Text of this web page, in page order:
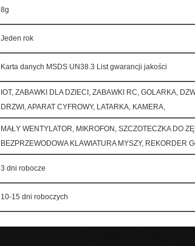
8g
Jeden rok
Karta danych MSDS UN38.3 List gwarancji jakości
IOT, ZABAWKI DLA DZIECI, ZABAWKI RC, GOLARKA,
DRZWI, APARAT CYFROWY, LATARKA, KAMERA,
MAŁY WENTYLATOR, MIKROFON, SZCZOTECZKA DO
BEZPRZEWODOWA KLAWIATURA MYSZY, REKORDER
3 dni robocze
10-15 dni roboczych